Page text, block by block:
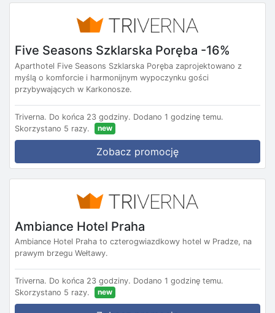
Five Seasons Szklarska Poręba -16%
Aparthotel Five Seasons Szklarska Poręba zaprojektowano z
myślą o komforcie i harmonijnym wypoczynku gości
przybywających w Karkonosze.
Triverna. Do końca 23 godziny. Dodano 1 godzinę temu.
Skorzystano 5 razy.
new
Zobacz promocję
Ambiance Hotel Praha
Ambiance Hotel Praha to czterogwiazdkowy hotel w Pradze, na
prawym brzegu Wełtawy.
Triverna. Do końca 23 godziny. Dodano 1 godzinę temu.
Skorzystano 5 razy.
new